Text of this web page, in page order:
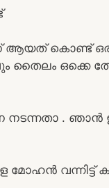
കൊണ്ട്
തൈലം
. ഞാൻ
വന്നിട്ട്